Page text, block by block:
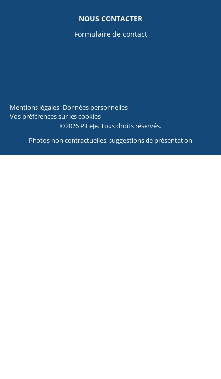
NOUS CONTACTER
Formulaire de contact
Mentions légales Données personnelles
Vos préférences sur les cookies
©2026 PiLeJe. Tous droits réservés.
Photos non contractuelles, suggestions de présentation